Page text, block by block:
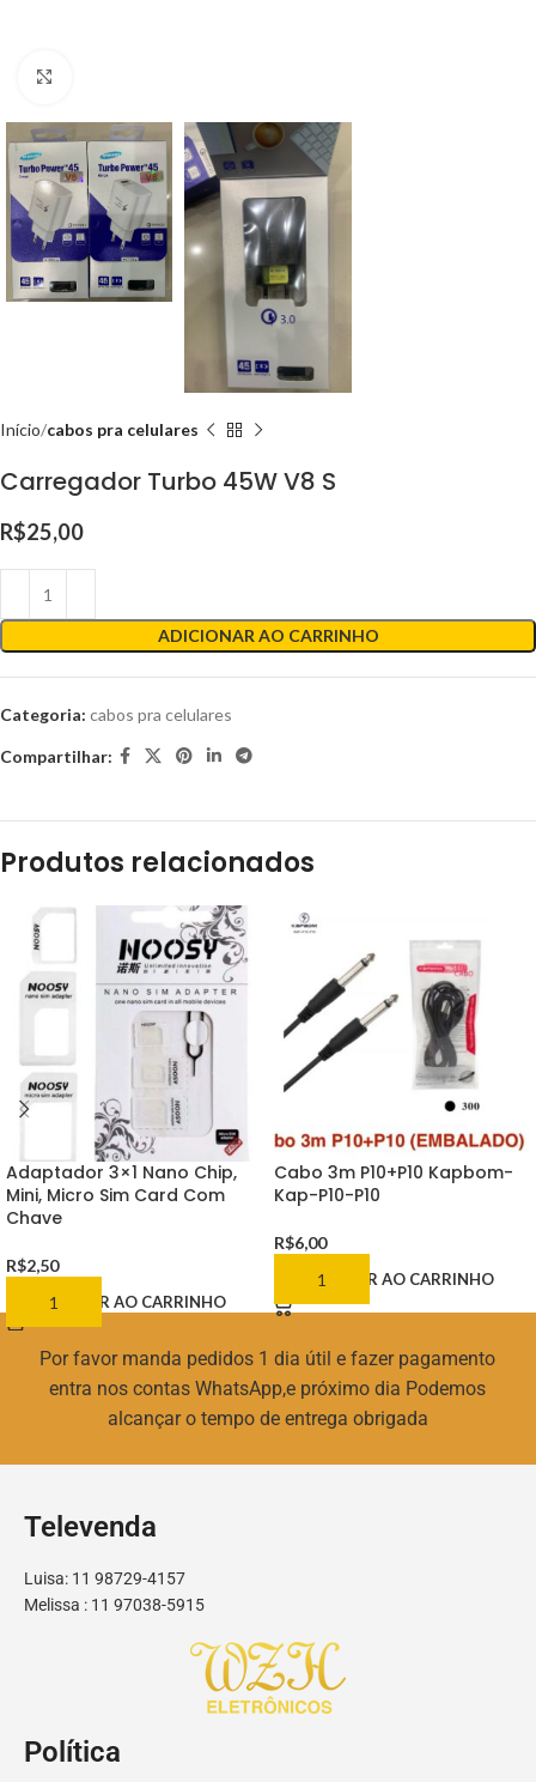
Início cabos pra celulares
Carregador Turbo 45W V8 S
R$25,00
ADICIONAR AO CARRINHO
Categoria: cabos pra celulares
Compartilhar:
Produtos relacionados
Adaptador 3×1 Nano Chip,
Mini, Micro Sim Card Com
Chave
R$2,50
ADICIONAR AO CARRINHO
Cabo 3m P10+P10 Kapbom-
Kap-P10-P10
R$6,00
ADICIONAR AO CARRINHO
Por favor manda pedidos 1 dia útil e fazer pagamento
entra nos contas WhatsApp,e próximo dia Podemos
alcançar o tempo de entrega obrigada
Televenda
Luisa: 11 98729-4157
Melissa : 11 97038-5915
Política